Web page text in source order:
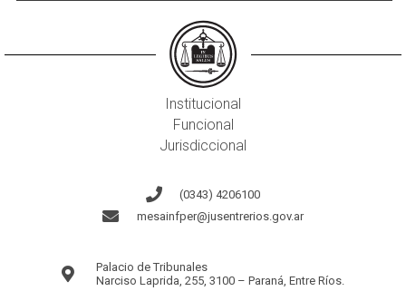
Institucional
Funcional
Jurisdiccional
(0343) 4206100
mesainfper@jusentrerios.gov.ar
Palacio de Tribunales
Narciso Laprida, 255, 3100 – Paraná, Entre Ríos.